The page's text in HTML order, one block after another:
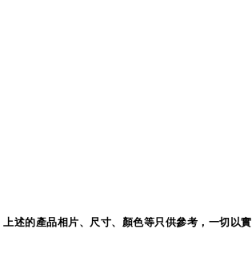
上述的產品相片、尺寸、顏色等只供參考，一切以實